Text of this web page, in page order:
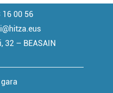
16 00 56
32 – BEASAIN